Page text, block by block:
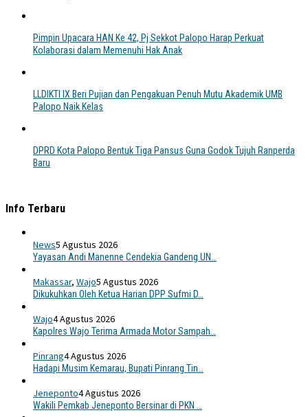
Pimpin Upacara HAN Ke 42, Pj Sekkot Palopo Harap Perkuat
Kolaborasi dalam Memenuhi Hak Anak
LLDIKTI IX Beri Pujian dan Pengakuan Penuh Mutu Akademik UMB
Palopo Naik Kelas
DPRD Kota Palopo Bentuk Tiga Pansus Guna Godok Tujuh Ranperda
Baru
Info Terbaru
News5 Agustus 2026
Yayasan Andi Manenne Cendekia Gandeng UN…
Makassar, Wajo5 Agustus 2026
Dikukuhkan Oleh Ketua Harian DPP Sufmi D…
Wajo4 Agustus 2026
Kapolres Wajo Terima Armada Motor Sampah…
Pinrang4 Agustus 2026
Hadapi Musim Kemarau, Bupati Pinrang Tin…
Jeneponto4 Agustus 2026
Wakili Pemkab Jeneponto Bersinar di PKN …